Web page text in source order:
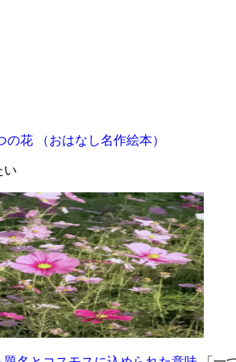
の花 （おはなし名作絵本）
い